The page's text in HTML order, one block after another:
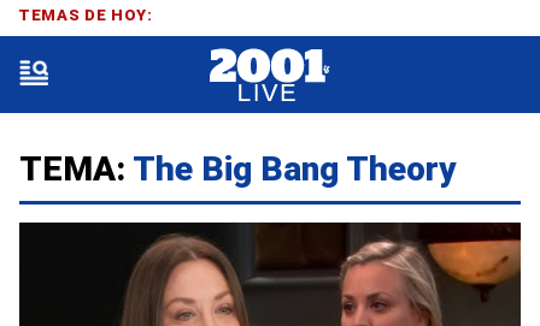
TEMA: The Big Bang Theory
TEMAS DE HOY: